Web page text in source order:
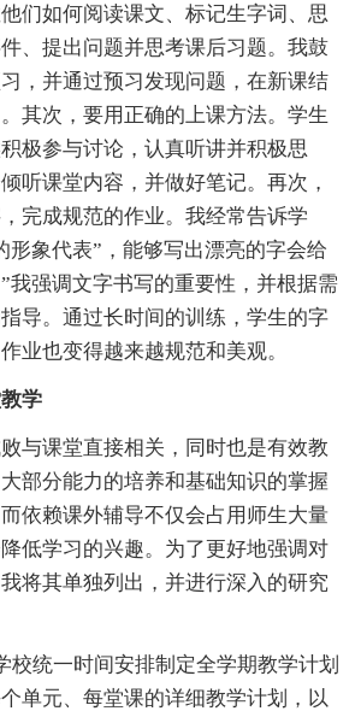
们如何阅读课文、标记生字词、思
、提出问题并思考课后习题。我鼓
，并通过预习发现问题，在新课结
其次，要用正确的上课方法。学生
极参与讨论，认真听讲并积极思
听课堂内容，并做好笔记。再次，
完成规范的作业。我经常告诉学
形象代表”，能够写出漂亮的字会给
我强调文字书写的重要性，并根据需
导。通过长时间的训练，学生的字
业也变得越来越规范和美观。
学
课堂直接相关，同时也是有效教
部分能力的培养和基础知识的掌握
依赖课外辅导不仅会占用师生大量
低学习的兴趣。为了更好地强调对
将其单独列出，并进行深入的研究
统一时间安排制定全学期教学计划
单元、每堂课的详细教学计划，以